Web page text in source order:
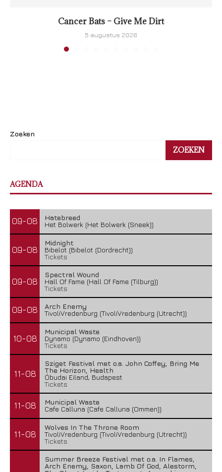
Cancer Bats – Give Me Dirt
5 augustus 2026
Zoeken
ZOEKEN
AGENDA
09-08
Hatebreed
Het Bolwerk (Het Bolwerk (Sneek))
09-08
Midnight
Bibelot (Bibelot (Dordrecht))
Tickets
09-08
Spectral Wound
Hall Of Fame (Hall Of Fame (Tilburg))
Tickets
09-08
Arch Enemy
TivoliVredenburg (TivoliVredenburg (Utrecht))
10-08
Municipal Waste
Dynamo (Dynamo (Eindhoven))
Tickets
11-08
Sziget Festival met o.a. John Coffey, Bring Me
The Horizon, Health
Óbudai Eiland, Budapest
Tickets
11-08
Municipal Waste
Cafe Calluna (Cafe Calluna (Ommen))
11-08
Wolves In The Throne Room
TivoliVredenburg (TivoliVredenburg (Utrecht))
Tickets
Summer Breeze Festival met o.a. In Flames,
Arch Enemy, Saxon, Lamb Of God, Alestorm,